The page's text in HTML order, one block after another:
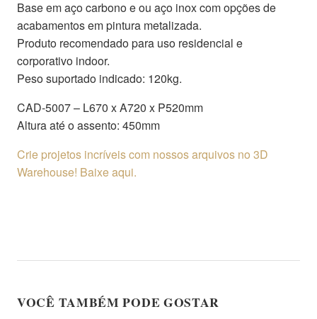
Base em aço carbono e ou aço inox com opções de
acabamentos em pintura metalizada.
Produto recomendado para uso residencial e
corporativo indoor.
Peso suportado indicado: 120kg.
CAD-5007 – L670 x A720 x P520mm
Altura até o assento: 450mm
Crie projetos incríveis com nossos arquivos no 3D
Warehouse! Baixe aqui.
VOCÊ TAMBÉM PODE GOSTAR